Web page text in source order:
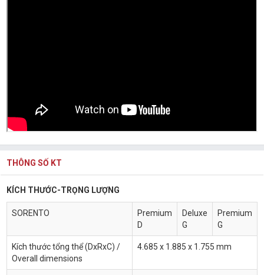
THÔNG SỐ KT
KÍCH THƯỚC-TRỌNG LƯỢNG
SORENTO
Premium
D
Deluxe
G
Premium
G
Kích thước tổng thể (DxRxC) /
Overall dimensions
4.685 x 1.885 x 1.755 mm